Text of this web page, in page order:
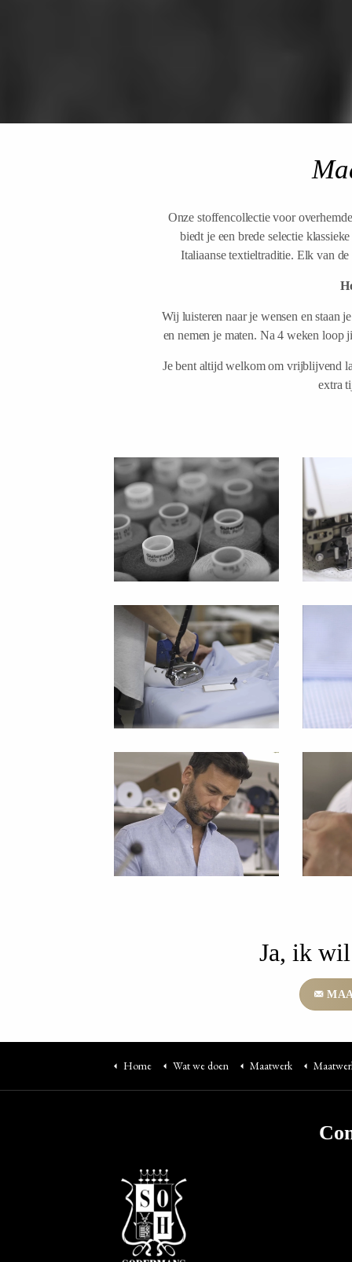
Onze stoffencollectie voor
biedt je een brede selectie
Italiaanse textieltraditie. Elk van
Wij luisteren naar je wensen en staan
en nemen je maten. Na 4 weken loop
Je bent altijd welkom om vrijblijvend
extra
Ja, ik
Home Wat we doen Maatwerk